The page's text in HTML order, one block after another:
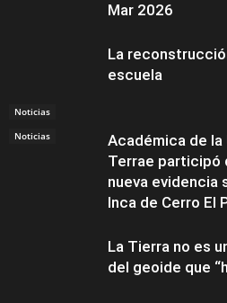
Noticias
Mar 2026
Noticias
La
escuela
Académica de la
Terrae participó
nueva evidencia
Inca de Cerro El
La Tierra no es
del geoide que